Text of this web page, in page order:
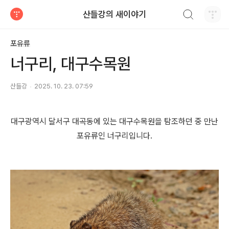
산들강의 새이야기
포유류
너구리, 대구수목원
산들강 2025. 10. 23. 07:59
대구광역시 달서구 대곡동에 있는 대구수목원을 탐조하던 중 만난
포유류인 너구리입니다.